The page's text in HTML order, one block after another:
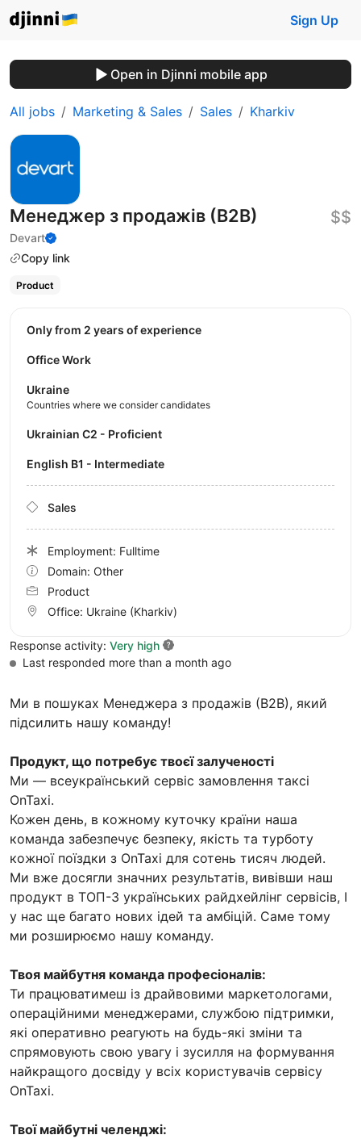
Sign Up
Open in Djinni mobile app
All jobs Marketing & Sales Sales Kharkiv
Менеджер з продажів (В2В)
Devart
Copy link
$$
Product
Ми в пошуках Менеджера з продажів (В2В), який
підсилить нашу команду!
Продукт, що потребує твоєї залученості
Ми — всеукраїнський сервіс замовлення таксі
OnTaxi.
Кожен день, в кожному куточку країни наша
команда забезпечує безпеку, якість та турботу
кожної поїздки з OnTaxi для сотень тисяч людей.
Ми вже досягли значних результатів, вивівши наш
продукт в ТОП-3 українських райдхейлінг сервісів, І
у нас ще багато нових ідей та амбіцій. Саме тому
ми розширюємо нашу команду.
Твоя майбутня команда професіоналів:
Ти працюватимеш із драйвовими маркетологами,
операційними менеджерами, службою підтримки,
які оперативно реагують на будь-які зміни та
спрямовують свою увагу і зусилля на формування
найкращого досвіду у всіх користувачів сервісу
OnTaxi.
Твої майбутні челенджі:
Only from 2 years of experience
Office Work
Ukraine
Countries where we consider candidates
Ukrainian C2 - Proficient
English B1 - Intermediate
Sales
Employment: Fulltime
Domain: Other
Product
Office: Ukraine (Kharkiv)
Response activity: Very high
Last responded more than a month ago